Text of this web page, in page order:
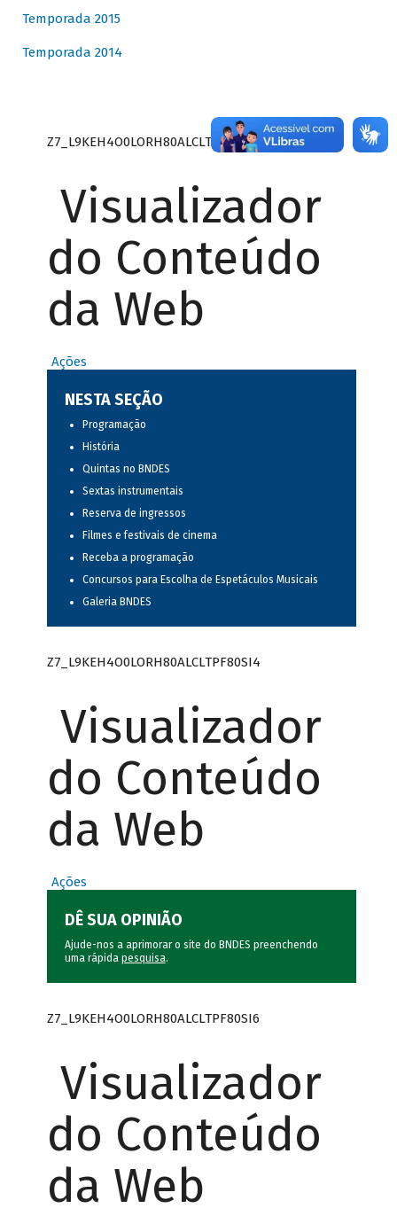
Temporada 2015
Temporada 2014
Z7_L9KEH4O0LORH80ALCLTPF80S27
Visualizador
do Conteúdo
da Web
Ações
NESTA SEÇÃO
Programação
História
Quintas no BNDES
Sextas instrumentais
Reserva de ingressos
Filmes e festivais de cinema
Receba a programação
Concursos para Escolha de Espetáculos Musicais
Galeria BNDES
Z7_L9KEH4O0LORH80ALCLTPF80SI4
Visualizador
do Conteúdo
da Web
Ações
DÊ SUA OPINIÃO
Ajude-nos a aprimorar o site do BNDES preenchendo
uma rápida pesquisa.
Z7_L9KEH4O0LORH80ALCLTPF80SI6
Visualizador
do Conteúdo
da Web